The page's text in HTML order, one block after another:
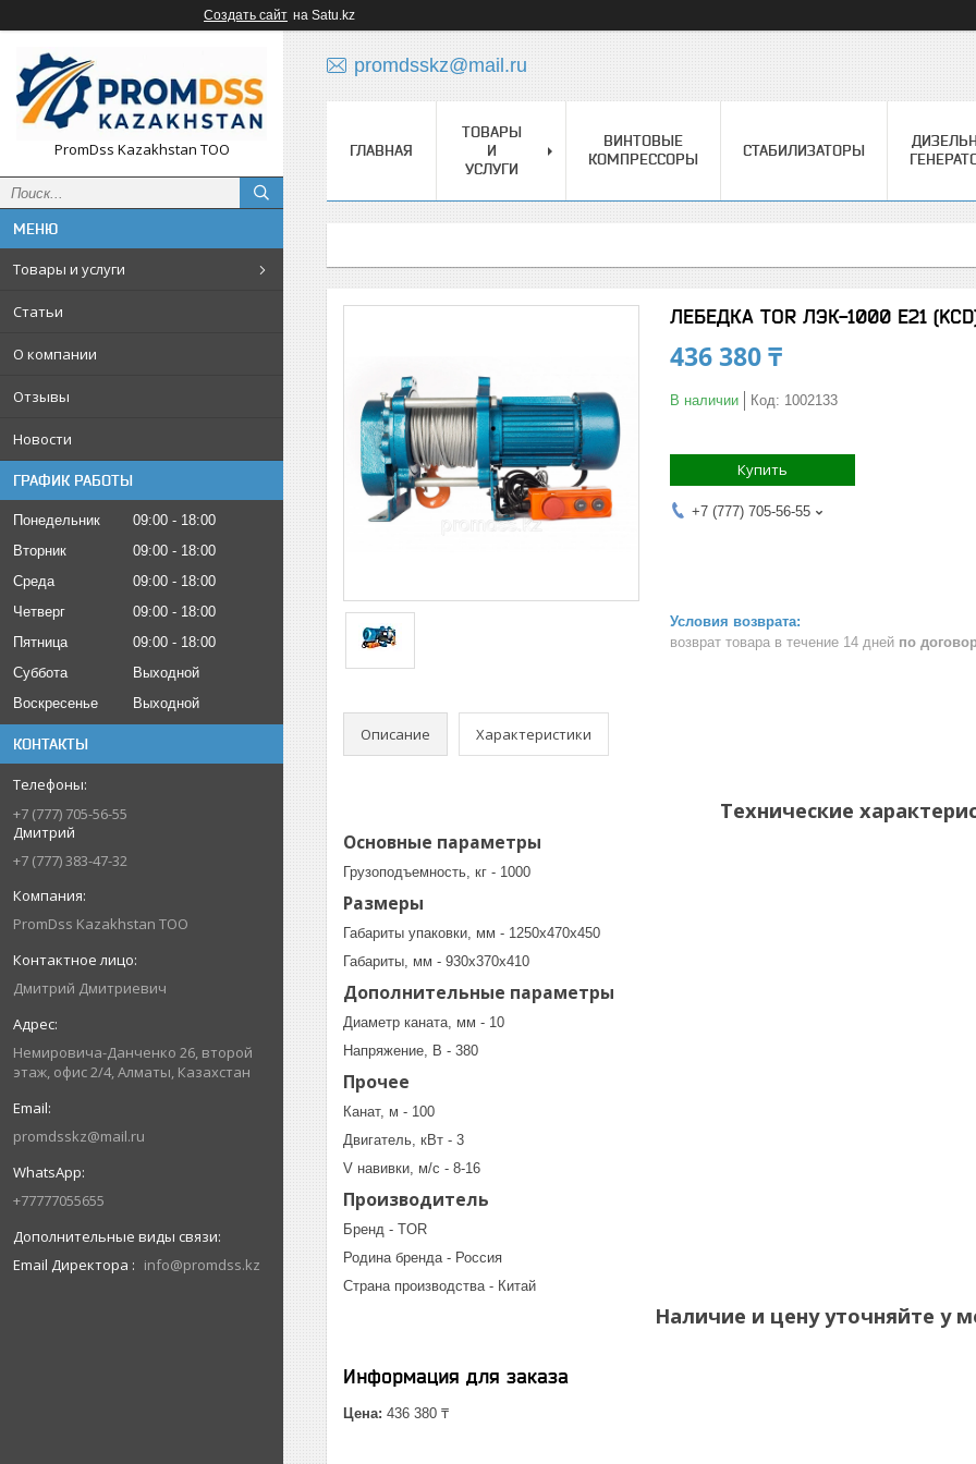
Создать сайт на Satu.kz
PromDss Kazakhstan TOO
Товары и услуги
Статьи
О компании
Отзывы
Новости
ГРАФИК РАБОТЫ
Понедельник 09:00
18:00
Вторник
09:00
18:00
Среда
09:00
18:00
Четверг
09:00
18:00
Пятница
09:00
18:00
Суббота
Выходной
Воскресенье
Выходной
КОНТАКТЫ
+7 (777) 705-56-55
Дмитрий
+7 (777) 383-47-32
PromDss Kazakhstan TOO
Дмитрий Дмитриевич
Немировича-Данченко 26, второй
этаж, офис 2/4, Алматы, Казахстан
promdsskz@mail.ru
+77777055655
Email Директора info@promdss.kz
promdsskz@mail.ru
ГЛАВНАЯ
ТОВАРЫ
И
УСЛУГИ
ВИНТОВЫЕ
КОМПРЕССОРЫ
СТАБИЛИЗАТОРЫ
ЛЕБЕДКА TOR ЛЭК-1000 E21
436 380 ₸
В наличии Код: 1002133
Купить
+7 (777) 705-56-55
возврат товара в течение 14 дней по
Описание Характеристики
Технические
Основные параметры
Грузоподъемность, кг - 1000
Размеры
Габариты упаковки, мм - 1250х470х450
Габариты, мм - 930х370х410
Дополнительные параметры
Диаметр каната, мм - 10
Напряжение, В - 380
Прочее
Канат, м - 100
Двигатель, кВт - 3
V навивки, м/с - 8-16
Производитель
Бренд - TOR
Родина бренда - Россия
Страна производства - Китай
Наличие и цену уточняйте у
Информация для заказа
Цена: 436 380 ₸